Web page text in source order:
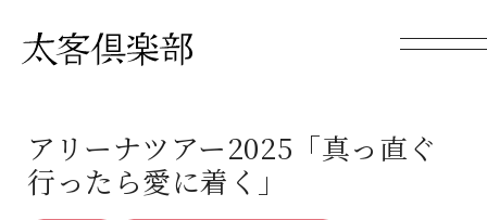
アリーナツアー2025「真っ直ぐ
行ったら愛に着く」